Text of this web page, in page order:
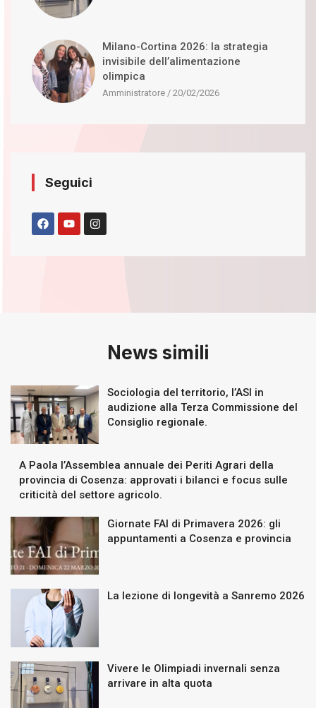
Milano-Cortina 2026: la strategia
invisibile dell’alimentazione
olimpica
Amministratore 20/02/2026
Seguici
News simili
Sociologia del territorio, l’ASI in
audizione alla Terza Commissione del
Consiglio regionale.
A Paola l’Assemblea annuale dei Periti Agrari della
provincia di Cosenza: approvati i bilanci e focus sulle
criticità del settore agricolo.
Giornate FAI di Primavera 2026: gli
appuntamenti a Cosenza e provincia
La lezione di longevità a Sanremo 2026
Vivere le Olimpiadi invernali senza
arrivare in alta quota